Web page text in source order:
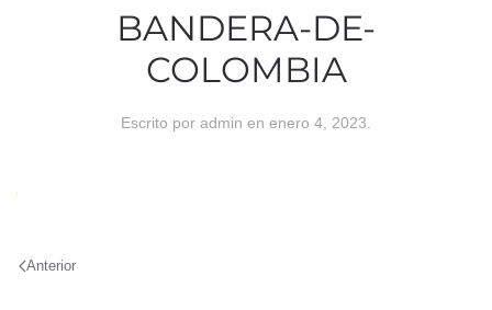
BANDERA-DE-
COLOMBIA
Escrito por admin en enero 4, 2023
Anterior